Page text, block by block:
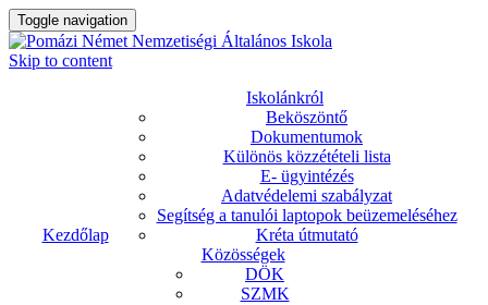
Toggle navigation
Skip to content
Kezdőlap
Iskolánkról
Beköszöntő
Dokumentumok
Különös közzétételi lista
E- ügyintézés
Adatvédelemi szabályzat
Segítség a tanulói laptopok beüzemeléséhez
Kréta útmutató
Közösségek
DÖK
SZMK